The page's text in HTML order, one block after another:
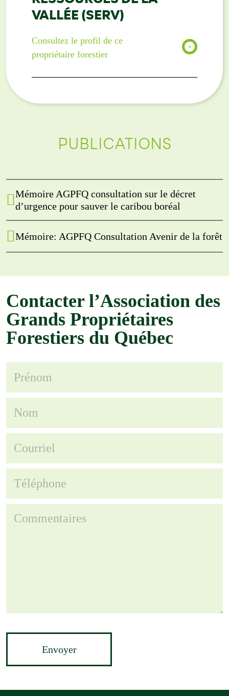
VALLÉE (SERV)
Consultez le profil de ce
propriétaire forestier
PUBLICATIONS
Mémoire AGPFQ consultation sur le décret
d’urgence pour sauver le caribou boréal
Mémoire: AGPFQ Consultation Avenir de la forêt
Contacter l’Association des
Grands Propriétaires
Forestiers du Québec